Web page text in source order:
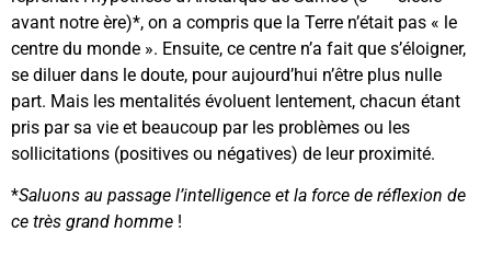
avant notre ère)*, on a compris que la Terre n’était pas « le
centre du monde ». Ensuite, ce centre n’a fait que s’éloigner,
se diluer dans le doute, pour aujourd’hui n’être plus nulle
part. Mais les mentalités évoluent lentement, chacun étant
pris par sa vie et beaucoup par les problèmes ou les
sollicitations (positives ou négatives) de leur proximité.
*Saluons au passage l’intelligence et la force de réflexion de
ce très grand homme !